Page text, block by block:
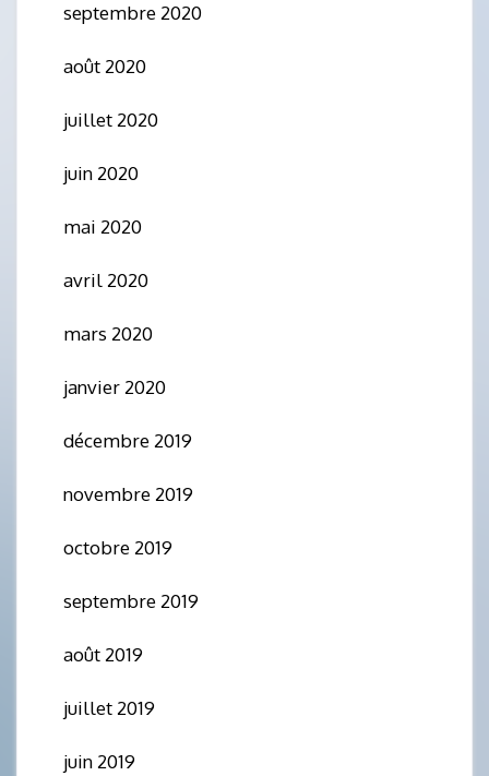
septembre 2020
août 2020
juillet 2020
juin 2020
mai 2020
avril 2020
mars 2020
janvier 2020
décembre 2019
novembre 2019
octobre 2019
septembre 2019
août 2019
juillet 2019
juin 2019